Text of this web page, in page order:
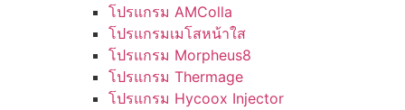
โปรแกรม AMColla
โปรแกรมเมโสหน้าใส
โปรแกรม Morpheus8
โปรแกรม Thermage
โปรแกรม Hycoox Injector